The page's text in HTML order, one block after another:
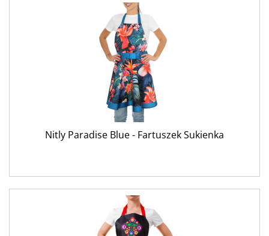
Nitly Paradise Blue - Fartuszek Sukienka